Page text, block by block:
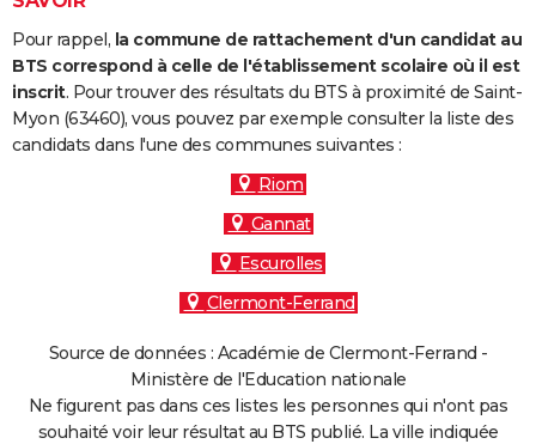
Dictionnaire
Biographies
Citations
Expressions
Proverbes
PROGRAMME TV
COPAINS D'AVANT
S'inscrire
Se connecter
Lycées
Collèges
Primaires
Universités
Entreprises
Service militaire
Avis de recherche
AVIS DE DÉCÈS
Pour rappel, la commune de rattachement d'un candidat au
BTS correspond à celle de l'établissement scolaire où il est
inscrit. Pour trouver des résultats du BTS à proximité de Saint-
Myon (63460), vous pouvez par exemple consulter la liste des
candidats dans l'une des communes suivantes :
Riom
Gannat
Escurolles
Clermont-Ferrand
Source de données : Académie de Clermont-Ferrand -
Ministère de l'Education nationale
Ne figurent pas dans ces listes les personnes qui n'ont pas
souhaité voir leur résultat au BTS publié. La ville indiquée